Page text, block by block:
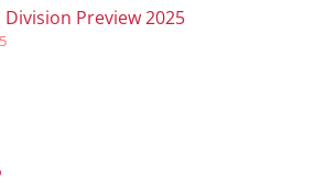
Division Preview 2025